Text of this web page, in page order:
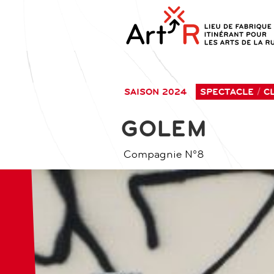
contenu
principal
SAISON 2024 SPECTACLE
GOLEM
Compagnie N°8